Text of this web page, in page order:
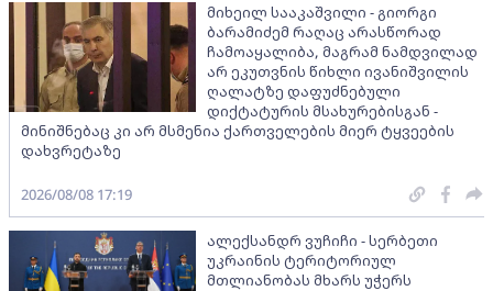
მიხეილ სააკაშვილი - გიორგი
ბარამიძემ რაღაც არასწორად
ჩამოაყალიბა, მაგრამ ნამდვილად
არ ეკუთვნის წიხლი ივანიშვილის
ღალატზე დაფუძნებული
დიქტატურის მსახურებისგან -
მინიშნებაც კი არ მსმენია ქართველების მიერ ტყვეების
დახვრეტაზე
2026/08/08 17:19
ალექსანდრ ვუჩიჩი - სერბეთი
უკრაინის ტერიტორიულ
მთლიანობას მხარს უჭერს